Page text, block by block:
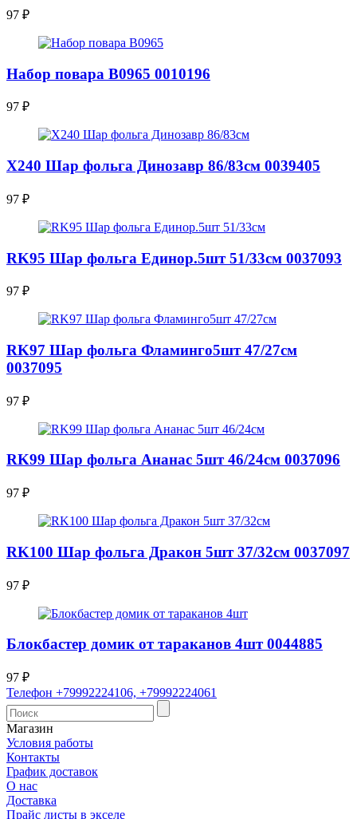
97 ₽
Набор повара В0965 0010196
97 ₽
Х240 Шар фольга Динозавр 86/83см 0039405
97 ₽
RK95 Шар фольга Единор.5шт 51/33см 0037093
97 ₽
RK97 Шар фольга Фламинго5шт 47/27см
0037095
97 ₽
RK99 Шар фольга Ананас 5шт 46/24см 0037096
97 ₽
RK100 Шар фольга Дракон 5шт 37/32см 0037097
97 ₽
Блокбастер домик от тараканов 4шт 0044885
97 ₽
Телефон +79992224106, +79992224061
Магазин
Условия работы
Контакты
График доставок
О нас
Доставка
Прайс листы в экселе